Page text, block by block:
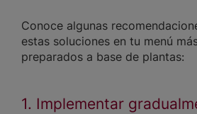
Conoce algunas
estas soluciones en tu menú
preparados a base de plantas:
1. Implementar